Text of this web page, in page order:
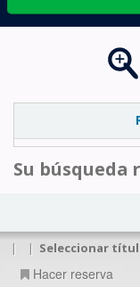
Su búsqueda
| | Seleccionar
Hacer reserva